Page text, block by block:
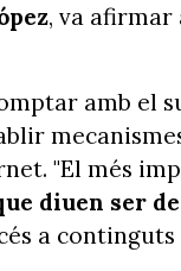
, va afirmar
amb el
"El més
diuen ser
a